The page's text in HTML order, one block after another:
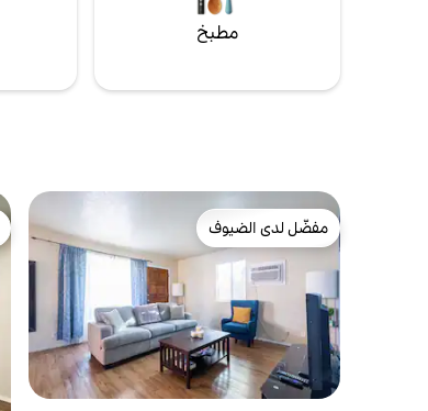
مطبخ
مفضّل لدى الضيوف
مفضّل لدى الضيوف